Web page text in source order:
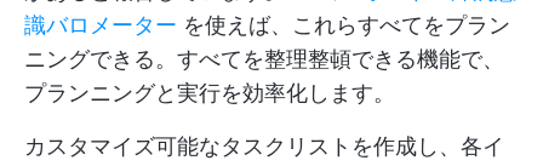
識バロメーター を使えば、これらすべてをプラン
ニングできる。すべてを整理整頓できる機能で、
プランニングと実行を効率化します。
カスタマイズ可能なタスクリストを作成し、各イ